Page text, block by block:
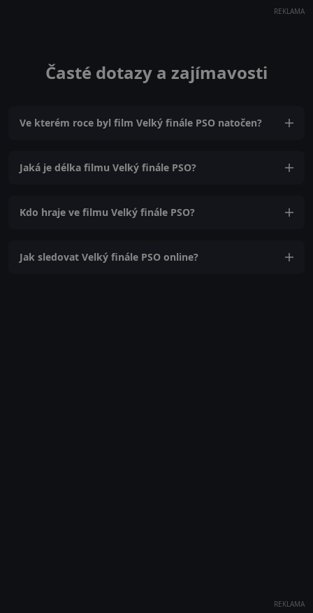
REKLAMA
Časté dotazy a zajímavosti
Ve kterém roce byl film Velký finále PSO natočen?
Jaká je délka filmu Velký finále PSO?
Kdo hraje ve filmu Velký finále PSO?
Jak sledovat Velký finále PSO online?
REKLAMA